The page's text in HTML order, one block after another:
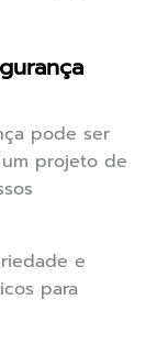
pode ser
projeto de
e
para